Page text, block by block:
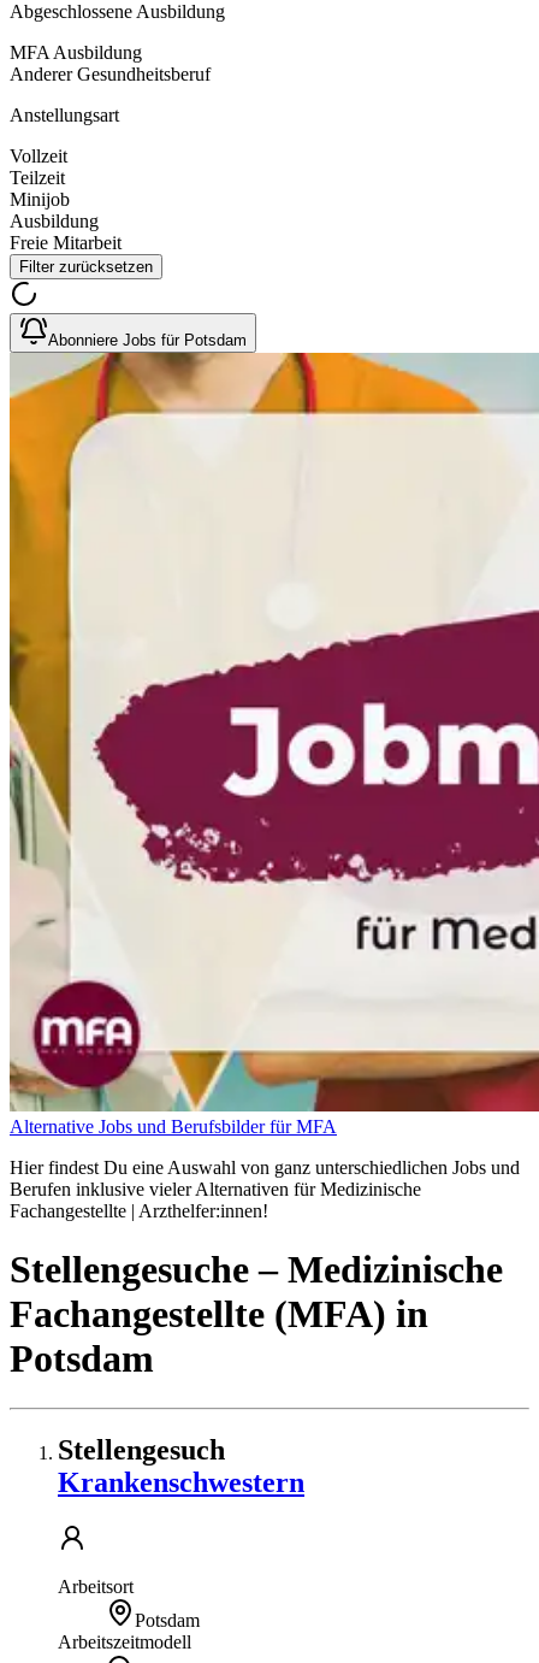
Abgeschlossene Ausbildung
MFA Ausbildung
Anderer Gesundheitsberuf
Anstellungsart
Vollzeit
Teilzeit
Minijob
Ausbildung
Freie Mitarbeit
Filter zurücksetzen
Abonniere Jobs für Potsdam
Alternative Jobs und Berufsbilder für MFA
Hier findest Du eine Auswahl von ganz unterschiedlichen Jobs und
Berufen inklusive vieler Alternativen für Medizinische
Fachangestellte | Arzthelfer:innen!
Stellengesuche– Medizinische
Fachangestellte (MFA) in
Potsdam
Stellengesuch
Krankenschwestern
Arbeitsort
Potsdam
Arbeitszeitmodell